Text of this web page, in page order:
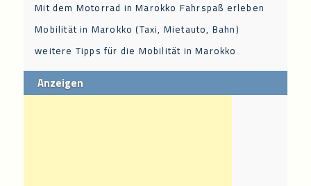
Mit dem Motorrad in Marokko Fahrspaß erleben
Mobilität in Marokko (Taxi, Mietauto, Bahn)
weitere Tipps für die Mobilität in Marokko
Anzeigen